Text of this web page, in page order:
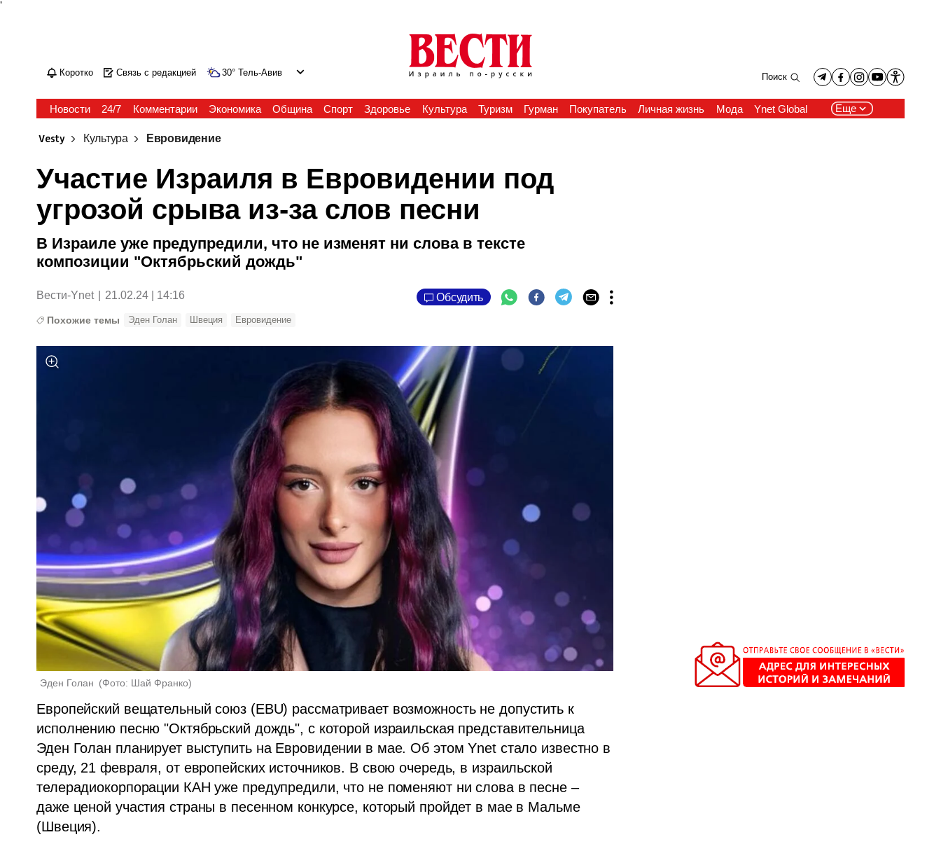
'
Коротко Связь с редакцией 30° Тель-Авив Поиск
Новости 24/7 Комментарии Экономика Община Спорт Здоровье Культура Туризм Гурман Покупатель Личная жизнь Мода Ynet Global Еще
Vesty Культура Евровидение
Участие Израиля в Евровидении под
угрозой срыва из-за слов песни
В Израиле уже предупредили, что не изменят ни слова в тексте
композиции "Октябрьский дождь"
Вести-Ynet 21.02.24 | 14:16 Обсудить
Похожие темы Эден Голан Швеция Евровидение
Эден Голан (Фото: Шай Франко)
Европейский вещательный союз (EBU) рассматривает возможность не допустить к
исполнению песню "Октябрьский дождь", с которой израильская представительница
Эден Голан планирует выступить на Евровидении в мае. Об этом Ynet стало известно в
среду, 21 февраля, от европейских источников. В свою очередь, в израильской
телерадиокорпорации КАН уже предупредили, что не поменяют ни слова в песне –
даже ценой участия страны в песенном конкурсе, который пройдет в мае в Мальме
(Швеция).